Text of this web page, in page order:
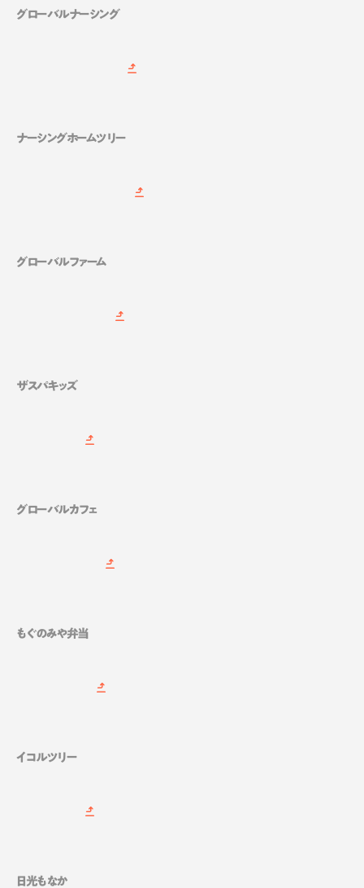
グローバルナーシング
ナーシングホームツリー
グローバルファーム
ザスパキッズ
グローバルカフェ
もぐのみや弁当
イコルツリー
日光もなか